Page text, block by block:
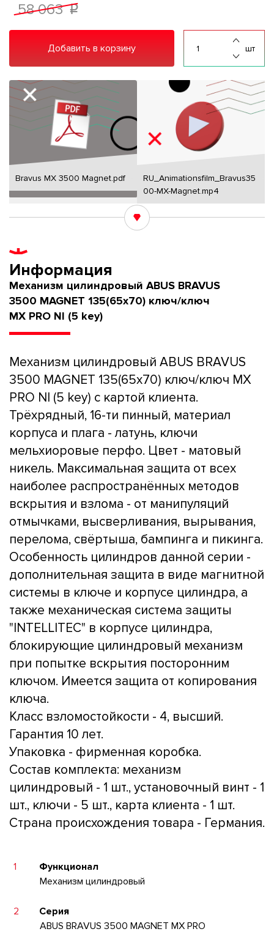
58 063 p
Добавить в корзину шт
Bravus MX 3500 Magnet.pdf
RU_Animationsfilm_Bravus35
00-MX-Magnet.mp4
Информация
Механизм цилиндровый ABUS BRAVUS
3500 MAGNET 135(65x70) ключ/ключ
MX PRO NI (5 key)
Механизм цилиндровый ABUS BRAVUS
3500 MAGNET 135(65x70) ключ/ключ MX
PRO NI (5 key) с картой клиента.
Трёхрядный, 16-ти пинный, материал
корпуса и плага - латунь, ключи
мельхиоровые перфо. Цвет - матовый
никель. Максимальная защита от всех
наиболее распространённых методов
вскрытия и взлома - от манипуляций
отмычками, высверливания, вырывания,
перелома, свёртыша, бампинга и пикинга.
Особенность цилиндров данной серии -
дополнительная защита в виде магнитной
системы в ключе и корпусе цилиндра, а
также механическая система защиты
"INTELLITEC" в корпусе цилиндра,
блокирующие цилиндровый механизм
при попытке вскрытия посторонним
ключом. Имеется защита от копирования
ключа.
Класс взломостойкости - 4, высший.
Гарантия 10 лет.
Упаковка - фирменная коробка.
Состав комплекта: механизм
цилиндровый - 1 шт., установочный винт - 1
шт., ключи - 5 шт., карта клиента - 1 шт.
Страна происхождения товара - Германия.
1
Функционал
Механизм цилиндровый
2
Серия
ABUS BRAVUS 3500 MAGNET MX PRO